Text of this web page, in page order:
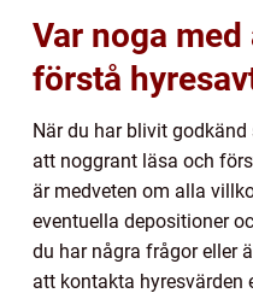
Var noga
förstå
När du har blivit
att noggrant läsa och
är medveten om alla
eventuella depositioner
du har några frågor eller
att kontakta hyresvärden